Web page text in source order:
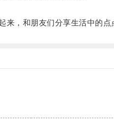
，和朋友们分享生活中的点